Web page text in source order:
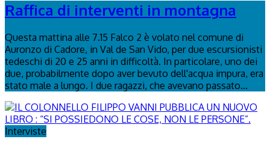
Raffica di interventi in montagna
Questa mattina alle 7.15 Falco 2 è volato nel comune di
Auronzo di Cadore, in Val de San Vido, per due escursionisti
tedeschi di 20 e 25 anni in difficoltà. In particolare, uno dei
due, probabilmente dopo aver bevuto dell'acqua impura, era
stato male a lungo. I due ragazzi, che avevano passato...
Interviste